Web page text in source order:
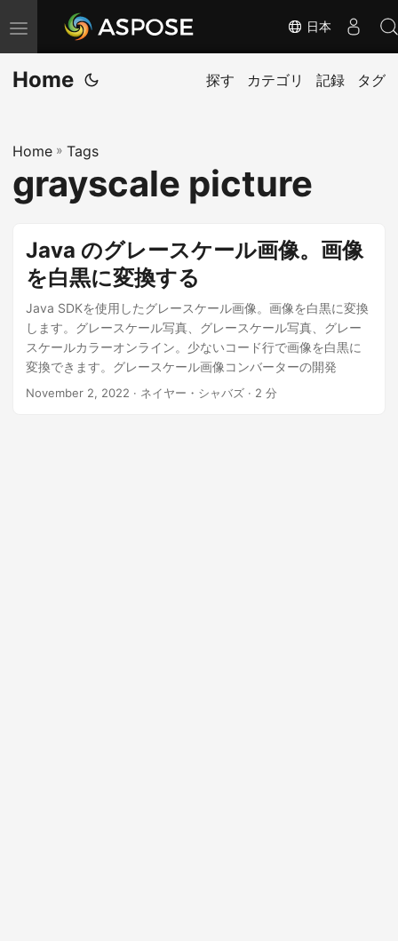
ナ
ビ
ゲ
ョ
ン
の
り
替
え
日本
Home 探す カテゴリ 記録 タグ
Home » Tags
grayscale picture
Java のグレースケール画像。画像
を白黒に変換する
Java SDKを使用したグレースケール画像。画像を白黒に変換
します。グレースケール写真、グレースケール写真、グレー
スケールカラーオンライン。少ないコード行で画像を白黒に
変換できます。グレースケール画像コンバーターの開発
November 2, 2022 · ネイヤー・シャバズ · 2 分